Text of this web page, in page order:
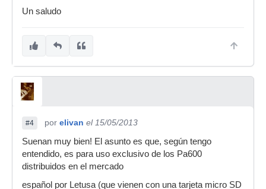
Un saludo
#4 por elivan el 15/05/2013
Suenan muy bien! El asunto es que, según tengo
entendido, es para uso exclusivo de los Pa600
distribuidos en el mercado
español por Letusa (que vienen con una tarjeta micro SD